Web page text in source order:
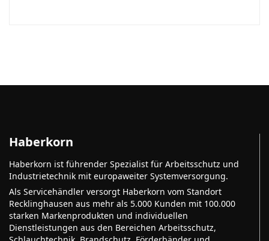
Haberkorn
Haberkorn ist führender Spezialist für Arbeitsschutz und
Industrietechnik mit europaweiter Systemversorgung.
Als Servicehändler versorgt Haberkorn vom Standort
Recklinghausen aus mehr als 5.000 Kunden mit 100.000
starken Markenprodukten und individuellen
Dienstleistungen aus den Bereichen Arbeitsschutz,